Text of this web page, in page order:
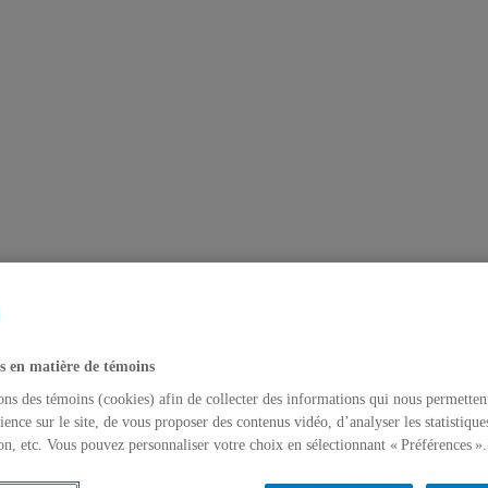
en matière de témoins
des témoins (cookies) afin de collecter des informations qui nous
sur le site, de vous proposer des contenus vidéo, d’analyser les
etc. Vous pouvez personnaliser votre choix en sélectionnant « Préférences ».